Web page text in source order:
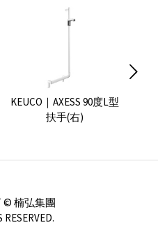
KEUCO｜AXESS 90度L型
扶手(右)
© 楠弘集團
RESERVED.